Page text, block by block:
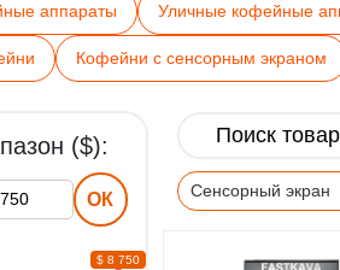
аппараты Уличные кофейные
Кофейни с сенсорным экраном
($):
ОК
$ 8 750
Сенсорный экран